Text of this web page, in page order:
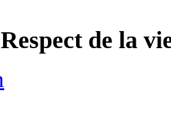
Respect de la